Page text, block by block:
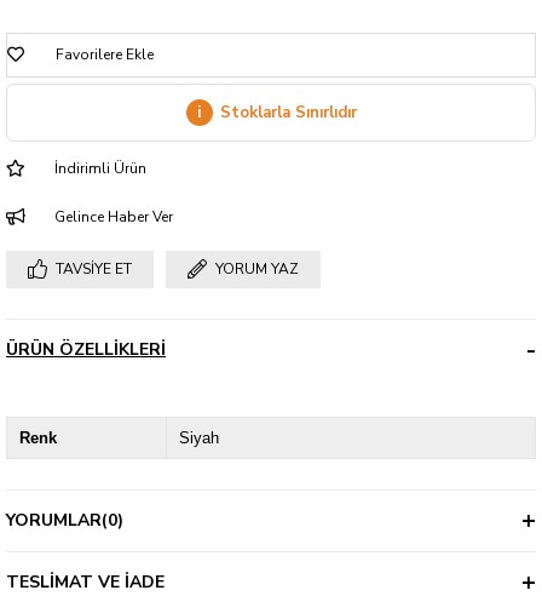
Favorilere Ekle
i Stoklarla Sınırlıdır
İndirimli Ürün
Gelince Haber Ver
TAVSIYE ET YORUM YAZ
ÜRÜN ÖZELLIKLERI
Renk Siyah
YORUMLAR(0)
TESLIMAT VE İADE